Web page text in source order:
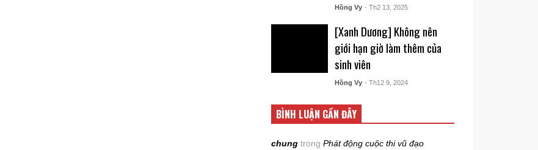
Hồng Vy - Th2 13, 2025
[Xanh Dương] Không nên
giới hạn giờ làm thêm của
sinh viên
Hồng Vy - Th12 9, 2024
BÌNH LUẬN GẦN ĐÂY
chung trongPhát động cuộc thi vũ đạo